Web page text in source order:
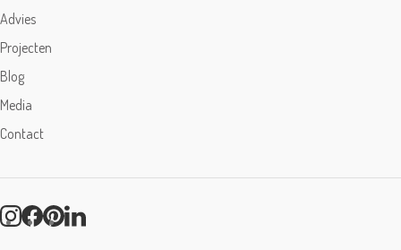
Advies
Projecten
Blog
Media
Contact